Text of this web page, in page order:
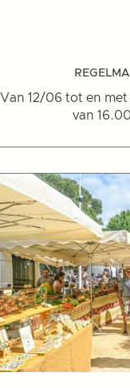
Van 12/06 tot en
van